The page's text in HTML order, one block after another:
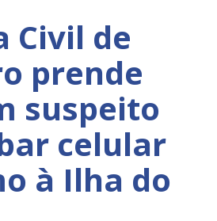
Civil de
prende
suspeito
celular
à Ilha do